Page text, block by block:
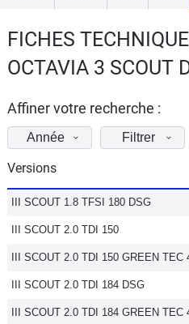
Essais
d'achat
Electriques
Utilitaires
Flottes
Auto
Services
FICHES
OCTAVIA 3 SCOUT
Affiner votre recherche :
Année Filtrer
Versions
III SCOUT 1.8 TFSI 180 DSG
III SCOUT 2.0 TDI 150
III SCOUT 2.0 TDI 150 GREEN TEC
III SCOUT 2.0 TDI 184 DSG
III SCOUT 2.0 TDI 184 GREEN TEC